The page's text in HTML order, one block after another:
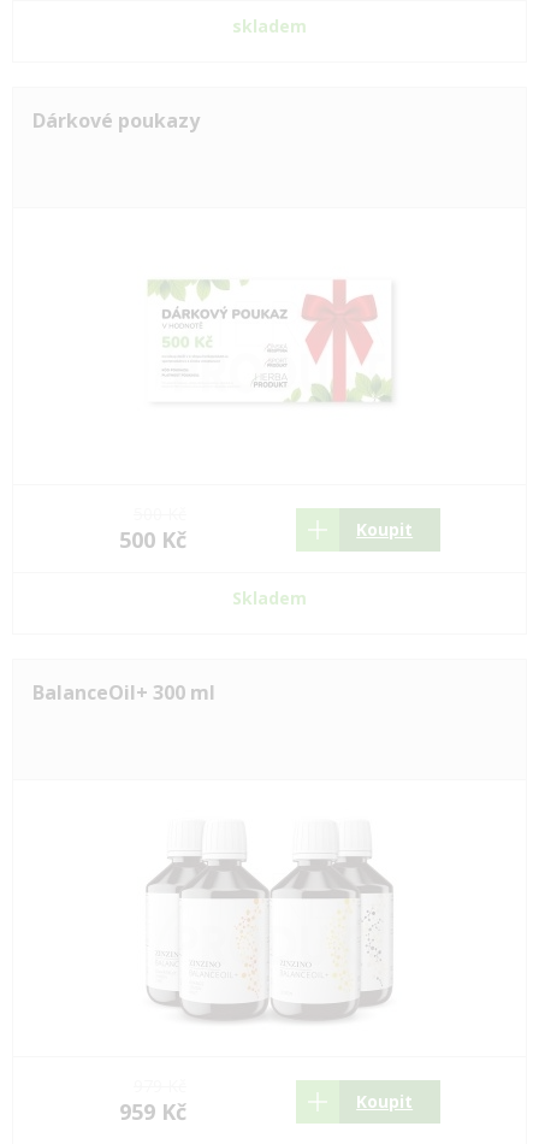
skladem
Dárkové poukazy
500 Kč Koupit
Skladem
BalanceOil+ 300 ml
959 Kč Koupit